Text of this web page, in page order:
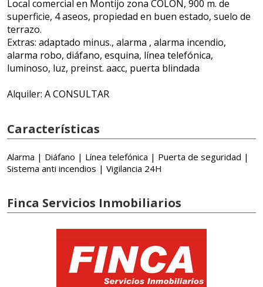
Local comercial en Montijo zona COLÓN, 900 m. de
superficie, 4 aseos, propiedad en buen estado, suelo de
terrazo.
Extras: adaptado minus., alarma , alarma incendio,
alarma robo, diáfano, esquina, línea telefónica,
luminoso, luz, preinst. aacc, puerta blindada
Alquiler: A CONSULTAR
Características
Alarma | Diáfano | Línea telefónica | Puerta de seguridad |
Sistema anti incendios | Vigilancia 24H
Finca Servicios Inmobiliarios